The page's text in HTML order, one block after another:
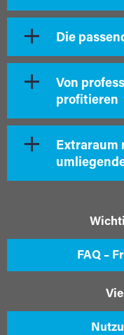
Die
Von
profitieren
Extraraum
FAQ –